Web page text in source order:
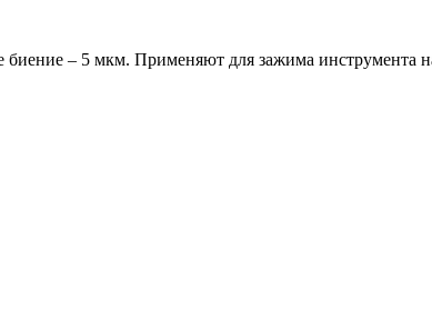
биение – 5 мкм. Применяют для зажима инструмента